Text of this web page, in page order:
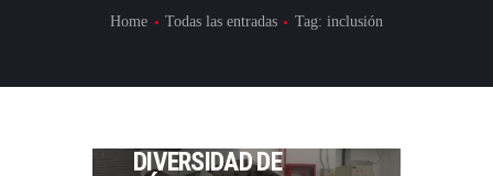
Home Todas las entradas Tag: inclusión
DIVERSIDAD DE